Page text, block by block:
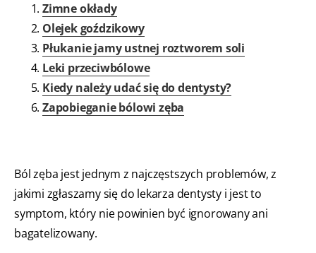
Zimne okłady
Olejek goździkowy
Płukanie jamy ustnej roztworem soli
Leki przeciwbólowe
Kiedy należy udać się do dentysty?
Zapobieganie bólowi zęba
Ból zęba jest jednym z najczęstszych problemów, z
jakimi zgłaszamy się do lekarza dentysty i jest to
symptom, który nie powinien być ignorowany ani
bagatelizowany.